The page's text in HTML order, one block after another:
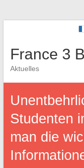
France 3
Aktuelles
Studenten
man die